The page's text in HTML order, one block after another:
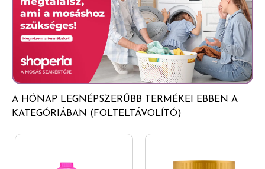
Illatszerek
Hexyl cinnamal
a kezet alaposan meg kell mosni. SZEMBEKERÜLÉS
ESETÉN: Több percig tartó óvatos öblítés vízzel. Adott
esetben a kontaktlencsék eltávolítása, ha könnyen
megoldható. Az öblítés folytatása. Ne nyelje be.
LENYELÉS ESETÉN: Azonnal forduljon TOXIKOLÓGIAI
KÖZPONTHOZ orvoshoz. A tartalom/edény elhelyezése
hulladékként: vonatkozó előírások szerint áramtalanítsa,
beleértve a csomagolást és a csomagolást is.
Tartalmazza: Sodium carbonate peroxide; Laureth-7.
A HÓNAP LEGNÉPSZERŰBB TERMÉKEI EBBEN A
KATEGÓRIÁBAN (FOLTELTÁVOLÍTÓ)